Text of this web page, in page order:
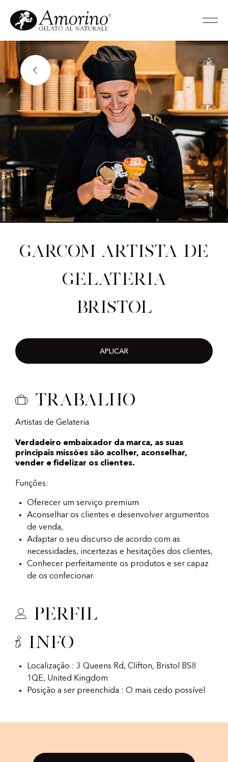
Garcom artista de
gelateria
Bristol
APLICAR
Trabalho
Artistas de Gelateria
Verdadeiro embaixador da marca, as suas
principais missões são acolher, aconselhar,
vender e fidelizar os clientes.
Funções:
Oferecer um serviço premium
Aconselhar os clientes e desenvolver argumentos
de venda,
Adaptar o seu discurso de acordo com as
necessidades, incertezas e hesitações dos clientes,
Conhecer perfeitamente os produtos e ser capaz
de os confecionar.
Perfil
Info
Localização : 3 Queens Rd, Clifton, Bristol BS8
1QE, United Kingdom
Posição a ser preenchida : O mais cedo possível